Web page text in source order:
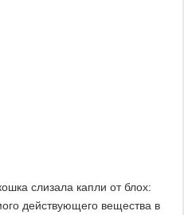
слизала капли от блох:
действующего вещества в